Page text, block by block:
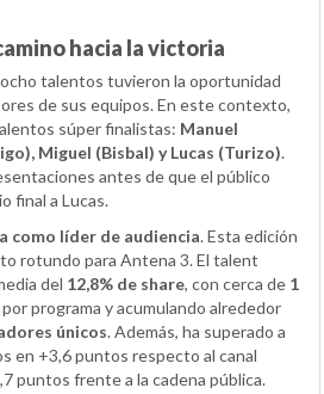
hacia la victoria
talentos tuvieron la oportunidad
de sus equipos. En este contexto,
súper finalistas: Manuel
Miguel (Bisbal) y Lucas (Turizo).
antes de que el público
final a Lucas.
como líder de audiencia. Esta edición
rotundo para Antena 3. El talent
del 12,8% de share, con cerca de 1
por programa y acumulando alrededor
únicos. Además, ha superado a
en +3,6 puntos respecto al canal
puntos frente a la cadena pública.